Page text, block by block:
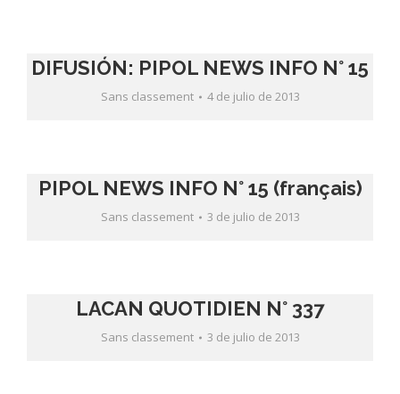
DIFUSIÓN: PIPOL NEWS INFO N° 15
Sans classement 4 de julio de 2013
PIPOL NEWS INFO N° 15 (français)
Sans classement 3 de julio de 2013
LACAN QUOTIDIEN N° 337
Sans classement 3 de julio de 2013